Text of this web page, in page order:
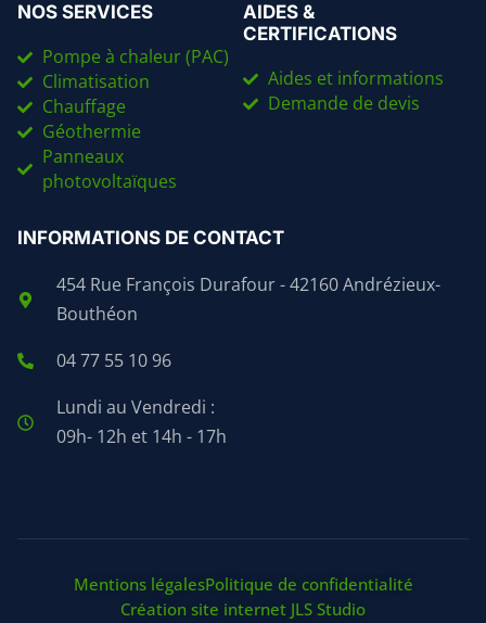
NOS SERVICES
Pompe à chaleur (PAC)
Climatisation
Chauffage
Géothermie
Panneaux
photovoltaïques
AIDES &
CERTIFICATIONS
Aides et informations
Demande de devis
INFORMATIONS DE CONTACT
454 Rue François Durafour - 42160 Andrézieux-
Bouthéon
04 77 55 10 96
Lundi au Vendredi :
09h- 12h et 14h - 17h
Mentions légalesPolitique de confidentialité
Création site internet JLS Studio